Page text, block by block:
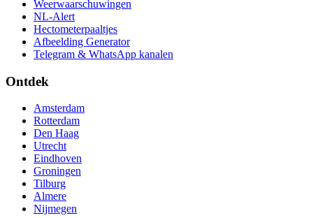
Weerwaarschuwingen
NL-Alert
Hectometerpaaltjes
Afbeelding Generator
Telegram & WhatsApp kanalen
Ontdek
Amsterdam
Rotterdam
Den Haag
Utrecht
Eindhoven
Groningen
Tilburg
Almere
Nijmegen